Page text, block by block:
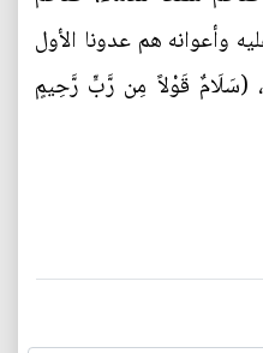
وأعوانه هم عدونا الأول
(سَلَامٌ قَوْلاً مِن رَّبٍّ رَّحِيمٍ